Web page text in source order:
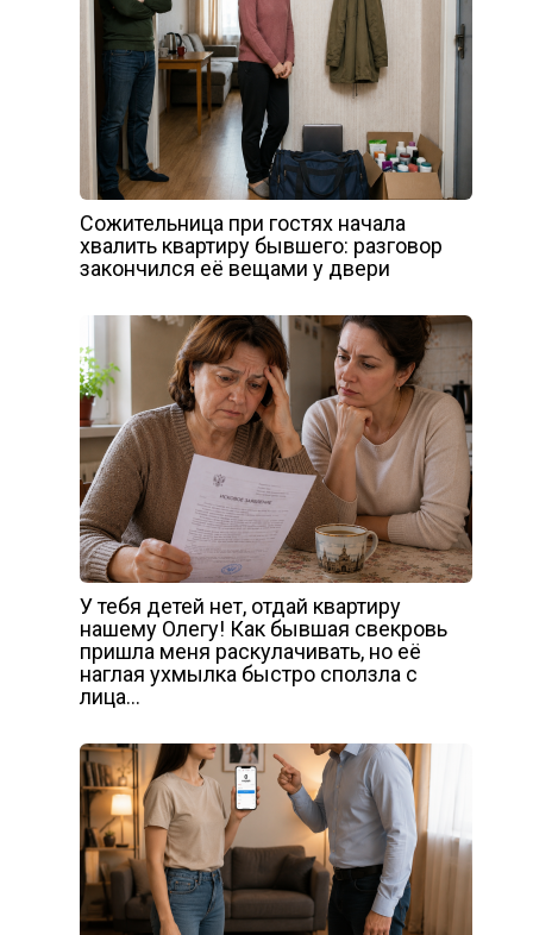
Сожительница при гостях начала
хвалить квартиру бывшего: разговор
закончился её вещами у двери
У тебя детей нет, отдай квартиру
нашему Олегу! Как бывшая свекровь
пришла меня раскулачивать, но её
наглая ухмылка быстро сползла с
лица…